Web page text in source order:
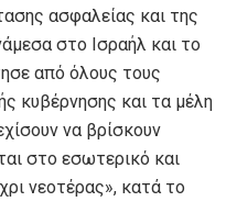
ασφαλείας και της
στο Ισραήλ και το
από όλους τους
κυβέρνησης και τα μέλη
να βρίσκουν
στο εσωτερικό και
νεοτέρας», κατά το